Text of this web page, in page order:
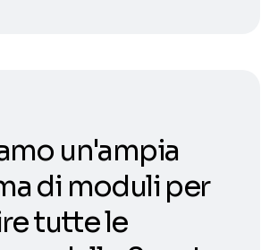
un'ampia
di moduli per
tutte le